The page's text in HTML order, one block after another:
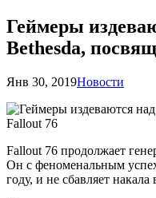
Геймеры
Bethesda,
Янв 30, 2019Новости
Fallout 76 продолжает
Он с феноменальным
году, и не сбавляет накала